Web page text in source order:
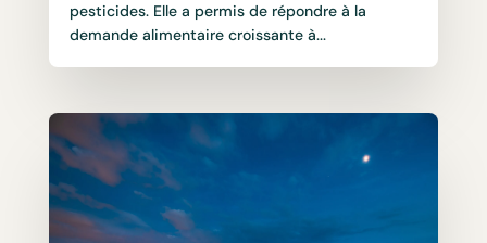
pesticides. Elle a permis de répondre à la
demande alimentaire croissante à...